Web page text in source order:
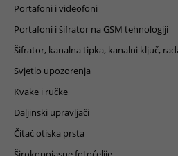
Portafoni i videofoni
Portafoni i šifrator na GSM tehnologiji
Šifrator, kanalna tipka, kanalni ključ,
Svjetlo upozorenja
Kvake i ručke
Daljinski upravljači
Čitač otiska prsta